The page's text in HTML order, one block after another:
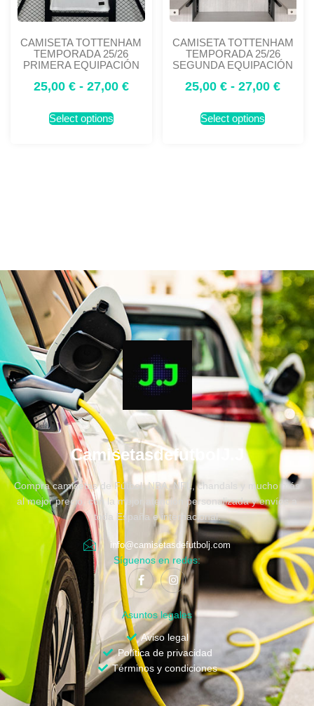
CAMISETA TOTTENHAM
TEMPORADA 25/26
PRIMERA EQUIPACIÓN
25,00 € - 27,00 €
Select options
CAMISETA TOTTENHAM
TEMPORADA 25/26
SEGUNDA EQUIPACIÓN
25,00€ - 27,00€
Select options
CamisetasdefutbolJ.J
Compra camisetas de Fútbol, NBA, NFL, chandals y mucho más
al mejor precio, con la mejor atención personalizada y envíos a
toda España e internacional.
info@camisetasdefutbolj.com
Síguenos en redes:
Asuntos legales
Aviso legal
Política de privacidad
Términos y condiciones